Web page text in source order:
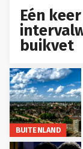
Eén
buikvet
BUITENLAND